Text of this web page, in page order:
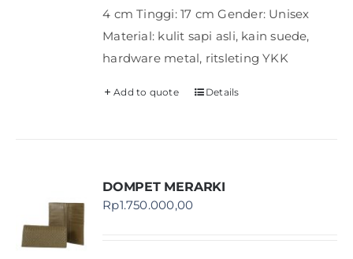
4 cm Tinggi: 17 cm Gender: Unisex
Material: kulit sapi asli, kain suede,
hardware metal, ritsleting YKK
Add to quote Details
DOMPET MERARKI
Rp1.750.000,00